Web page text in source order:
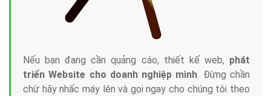
Nếu bạn đang cần quảng cáo, thiết kế web, phát
triển Website cho doanh nghiệp mình. Đừng chần
chừ hãy nhấc máy lên và gọi ngay cho chúng tôi theo